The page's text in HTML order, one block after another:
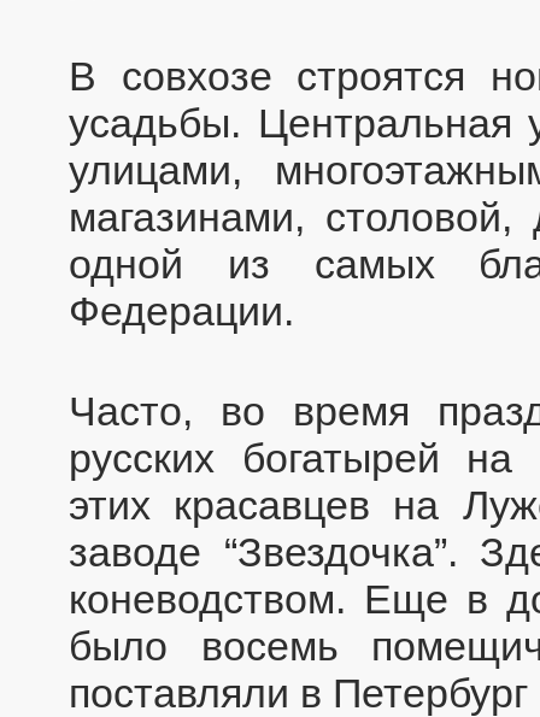
В совхозе строятся
усадьбы. Центральная
улицами,
магазинами,
одной из самых
Федерации.
Часто, во время
русских богатырей
этих красавцев на
заводе “Звездочка”.
коневодством. Еще в
было восемь
поставляли в